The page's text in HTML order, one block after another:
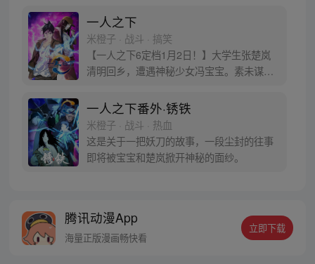
一人之下
米橙子 · 战斗 · 搞笑
【一人之下6定档1月2日！】大学生张楚岚
清明回乡，遭遇神秘少女冯宝宝。素未谋面
自己打工的快递公司。为了帮冯宝宝寻找她
的身世，也为了查清自己与爷爷身上的秘
密，张楚岚的生活被彻底颠覆，与冯宝宝一
同踏上“异人”之旅。
一人之下番外·锈铁
米橙子 · 战斗 · 热血
这是关于一把妖刀的故事，一段尘封的往事
即将被宝宝和楚岚掀开神秘的面纱。
腾讯动漫App
海量正版漫画畅快看
立即下载